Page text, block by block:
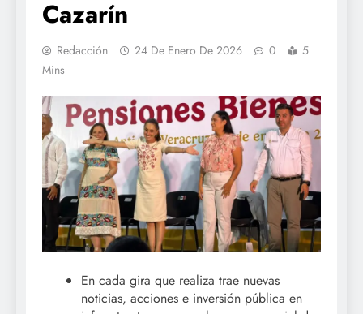
Cazarín
Redacción 24 De Enero De 2026 0
5
Mins
En cada gira que realiza trae nuevas
noticias, acciones e inversión pública en